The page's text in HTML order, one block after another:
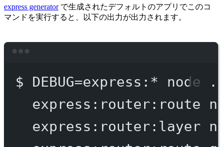
express generatorで生成されたデフォルトのアプリでこのコ
マンドを実行すると、以下の出力が出力されます。
$ DEBUG=express: * node
express:router:route
express:router:layer